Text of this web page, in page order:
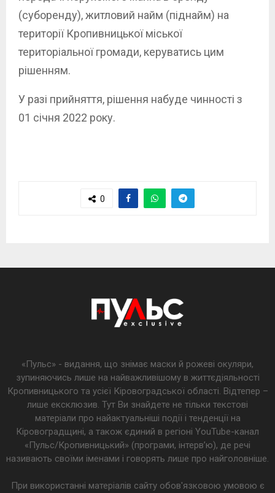
(суборенду), житловий найм (піднайм) на
території Кропивницької міської
територіальної громади, керуватись цим
рішенням.
У разі прийняття, рішення набуде чинності з
01 січня 2022 року.
0
«Пульс» - видання, що знімає маски й рожеві окуляри,
зупиняючись лише на найважливішому в життєдіяльності
Кропивницького та усієї Кіровоградської області. Відтепер –
лише ексклюзив. Тут Ви знайдете не тільки текстові
матеріали про найактуальніші події і тенденції на
Кіровоградщині, а також єдиний в регіоні YouTube-канал
«Пульс/Кропивницький» (програми, інтерв’ю), де речі
називають своїми іменами і говорять лише про найголовніше.
При використанні матеріалів сайту обов'язковою умовою є